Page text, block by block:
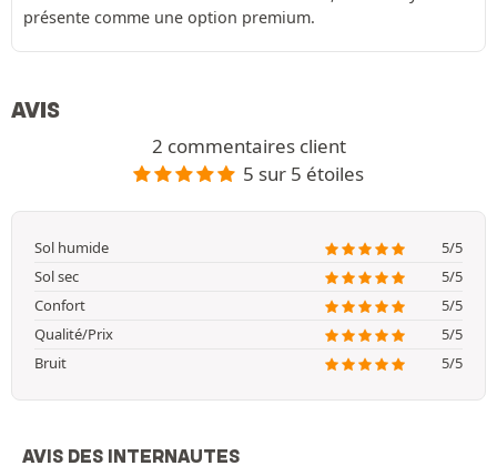
présente comme une option premium.
AVIS
2 commentaires client
5 sur 5 étoiles
Sol humide
5/5
Sol sec
5/5
Confort
5/5
Qualité/Prix
5/5
Bruit
5/5
AVIS DES INTERNAUTES